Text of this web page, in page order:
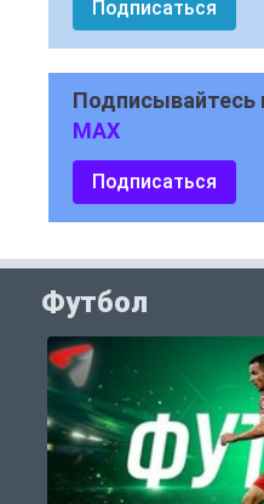
Подписаться
Подписывайтесь
MAX
Подписаться
Футбол